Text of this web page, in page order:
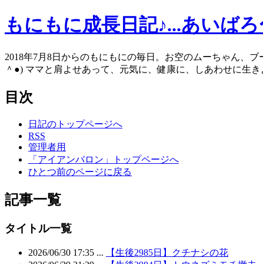
もにもに成長日記♪...あいば
2018年7月8日からのもにもにの毎日。お空のムーちゃん、
＾●) ママと肩よせあって、元気に、健康に、しあわせに生
目次
日記のトップページへ
RSS
管理者用
「アイアンバロン」トップページへ
ひとつ前のページに戻る
記事一覧
タイトル一覧
2026/06/30 17:35 ...
【生後2985日】クチナシの花